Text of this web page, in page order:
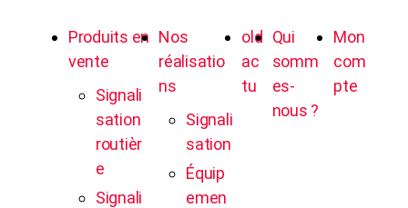
Produits en
vente
Signali
sation
routièr
e
Signali
Nos
réalisatio
ns
Signali
sation
Équip
emen
old
ac
tu
Qui
somm
es-
nous ?
Mon
com
pte